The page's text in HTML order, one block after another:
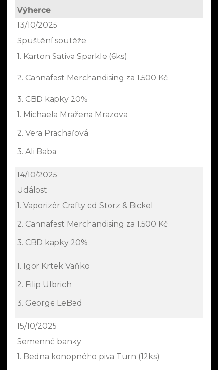
Výherce
13/10/2025
Spuštění soutěže
1. Karton Sativa Sparkle (6ks)
2. Cannafest Merchandising za 1.500 Kč
3. CBD kapky 20%
1. Michaela Mražena Mrazova
2. Vera Prachařová
3. Ali Baba
14/10/2025
Událost
1. Vaporizér Crafty od Storz & Bickel
2. Cannafest Merchandising za 1.500 Kč
3. CBD kapky 20%
1. Igor Krtek Vaňko
2. Filip Ulbrich
3. George LeBed
15/10/2025
Semenné banky
1. Bedna konopného piva Turn (12ks)